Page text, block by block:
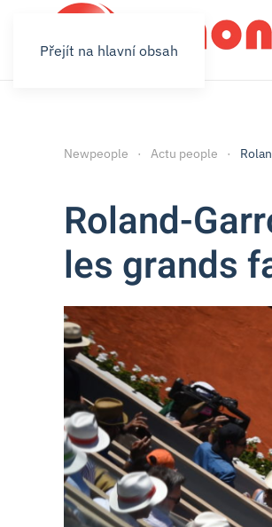
Přejít na hlavní obsah
Newpeople Actu people
Roland-
les grands